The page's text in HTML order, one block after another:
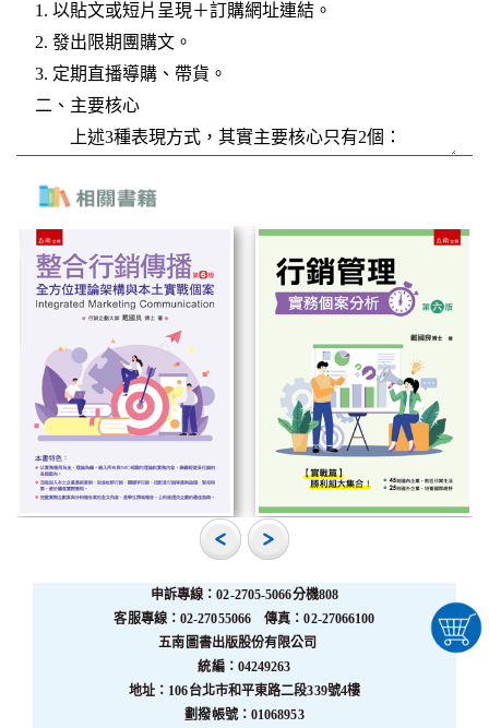
申訴專線：02-2705-5066分機808
客服專線：02-27055066 傳真：02-27066100
五南圖書出版股份有限公司
統編：04249263
地址：106台北市和平東路二段339號4樓
劃撥帳號：01068953